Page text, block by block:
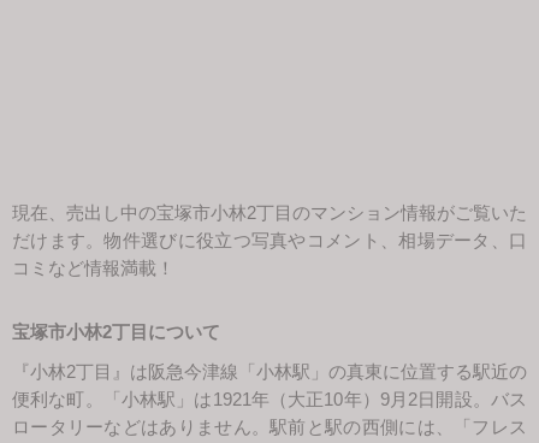
現在、売出し中の宝塚市小林2丁目のマンション情報がご覧いた
だけます。物件選びに役立つ写真やコメント、相場データ、口
コミなど情報満載！
宝塚市小林2丁目について
『小林2丁目』は阪急今津線「小林駅」の真東に位置する駅近の
便利な町。「小林駅」は1921年（大正10年）9月2日開設。バス
ロータリーなどはありません。駅前と駅の西側には、「フレス